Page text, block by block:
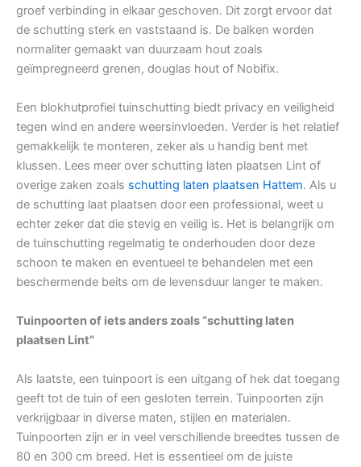
groef verbinding in elkaar geschoven. Dit zorgt ervoor dat
de schutting sterk en vaststaand is. De balken worden
normaliter gemaakt van duurzaam hout zoals
geïmpregneerd grenen, douglas hout of Nobifix.
Een blokhutprofiel tuinschutting biedt privacy en veiligheid
tegen wind en andere weersinvloeden. Verder is het relatief
gemakkelijk te monteren, zeker als u handig bent met
klussen. Lees meer over schutting laten plaatsen Lint of
overige zaken zoals schutting laten plaatsen Hattem. Als u
de schutting laat plaatsen door een professional, weet u
echter zeker dat die stevig en veilig is. Het is belangrijk om
de tuinschutting regelmatig te onderhouden door deze
schoon te maken en eventueel te behandelen met een
beschermende beits om de levensduur langer te maken.
Tuinpoorten of iets anders zoals “schutting laten
plaatsen Lint”
Als laatste, een tuinpoort is een uitgang of hek dat toegang
geeft tot de tuin of een gesloten terrein. Tuinpoorten zijn
verkrijgbaar in diverse maten, stijlen en materialen.
Tuinpoorten zijn er in veel verschillende breedtes tussen de
80 en 300 cm breed. Het is essentieel om de juiste